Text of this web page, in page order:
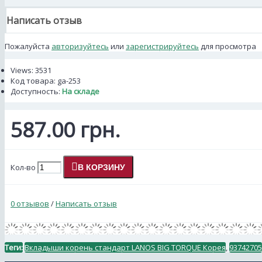
Написать отзыв
Пожалуйста авторизуйтесь или зарегистрируйтесь для просмотра
Views: 3531
Код товара: ga-253
Доступность: На складе
587.00 грн.
Кол-во В КОРЗИНУ
0 отзывов /Написать отзыв
Теги:Вкладыши корень стандарт LANOS BIG TORQUE Корея, 93742705